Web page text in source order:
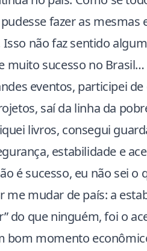
fazer as mesmas
não faz sentido
muito sucesso no
eventos, participei
saí da linha da
livros, consegui
estabilidade e
é sucesso, eu não sei o
mudar de país: a
do que ninguém, foi o
bom momento